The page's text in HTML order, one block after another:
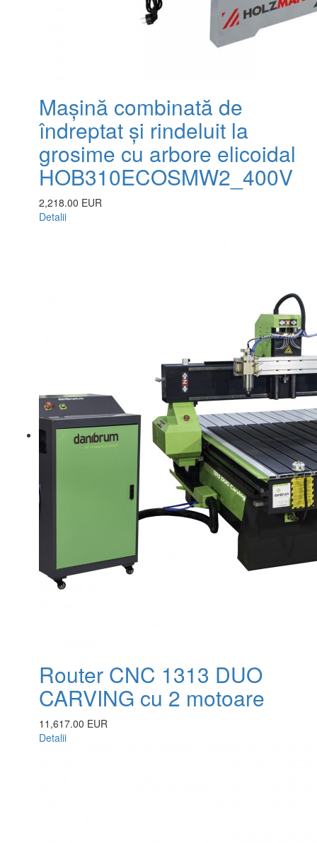
Mașină combinată de
îndreptat și rindeluit la
grosime cu arbore elicoidal
HOB310ECOSMW2_400V
2,218.00 EUR
Detalii
Router CNC 1313 DUO
CARVING cu 2 motoare
11,617.00 EUR
Detalii